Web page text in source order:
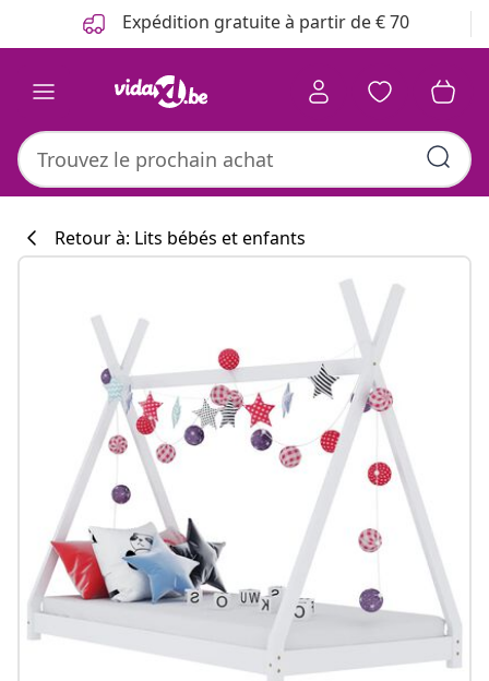
Expédition gratuite à partir de € 70
Retour à: Lits bébés et enfants